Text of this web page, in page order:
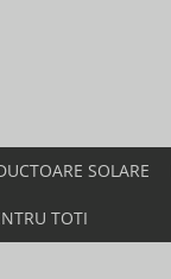
SOLARE
TOTI